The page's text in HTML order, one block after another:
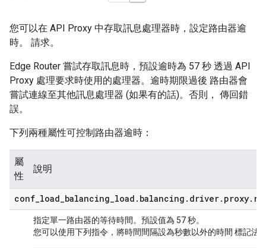
您可以在 API Proxy 中存取訊息處理器時，設定路由器逾
時。 請求。
Edge Router 嘗試存取訊息時，預設逾時為 57 秒 透過 API
Proxy 處理要求時使用的處理器。逾時期限過後 路由器會
嘗試連線至其他訊息處理器 (如果有的話)。否則， 傳回錯
誤。
下列兩種屬性可控制路由器逾時：
屬
性
說明
conf load balancing load . balancing . driver. proxy.
指定單一路由器的等待時間。預設值為 57 秒。
您可以使用下列指令，將時間間隔設為秒數以外的時間 標記法